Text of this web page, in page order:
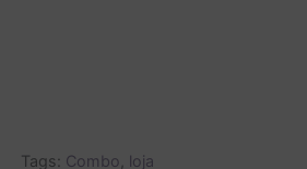
Tags: Combo loja